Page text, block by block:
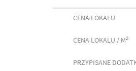
CENA LOKALU
CENA LOKALU / M2
PRZYPISANE